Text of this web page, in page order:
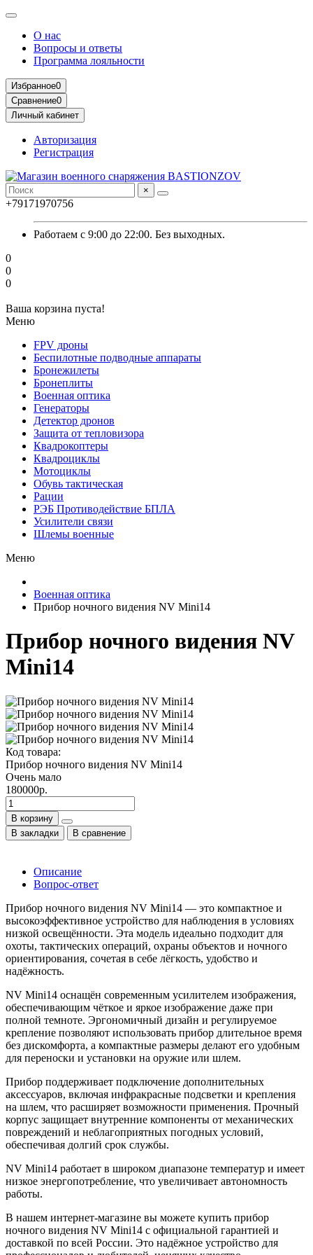
О нас
Вопросы и ответы
Программа лояльности
Избранное0
Сравнение0
Личный кабинет
Авторизация
Регистрация
×
+79171970756
Работаем с 9:00 до 22:00. Без выходных.
0
0
0
Ваша корзина пуста!
Меню
FPV дроны
Беспилотные подводные аппараты
Бронежилеты
Бронеплиты
Военная оптика
Генераторы
Детектор дронов
Защита от тепловизора
Квадрокоптеры
Квадроциклы
Мотоциклы
Обувь тактическая
Рации
РЭБ Противодействие БПЛА
Усилители связи
Шлемы военные
Меню
Военная оптика
Прибор ночного видения NV Mini14
Прибор ночного видения NV
Mini14
Код товара:
Прибор ночного видения NV Mini14
Очень мало
180000р.
В корзину
В закладки
В сравнение
Описание
Вопрос-ответ
Прибор ночного видения NV Mini14 — это компактное и
высокоэффективное устройство для наблюдения в условиях
низкой освещённости. Эта модель идеально подходит для
охоты, тактических операций, охраны объектов и ночного
ориентирования, сочетая в себе лёгкость, удобство и
надёжность.
NV Mini14 оснащён современным усилителем изображения,
обеспечивающим чёткое и яркое изображение даже при
полной темноте. Эргономичный дизайн и регулируемое
крепление позволяют использовать прибор длительное время
без дискомфорта, а компактные размеры делают его удобным
для переноски и установки на оружие или шлем.
Прибор поддерживает подключение дополнительных
аксессуаров, включая инфракрасные подсветки и крепления
на шлем, что расширяет возможности применения. Прочный
корпус защищает внутренние компоненты от механических
повреждений и неблагоприятных погодных условий,
обеспечивая долгий срок службы.
NV Mini14 работает в широком диапазоне температур и имеет
низкое энергопотребление, что увеличивает автономность
работы.
В нашем интернет-магазине вы можете купить прибор
ночного видения NV Mini14 с официальной гарантией и
доставкой по всей России. Это надёжное устройство для